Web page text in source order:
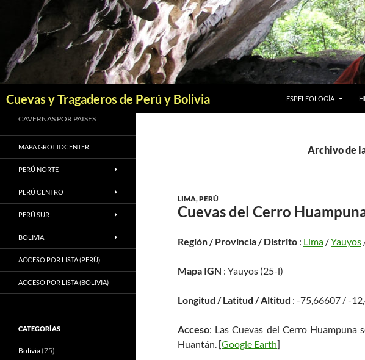
contenido
Cuevas y Tragaderos de Perú y Bolivia ESPELEOLOGÍA
Archivo de
LIMA,PERÚ
Cuevas del Cerro
Región / Provincia / Distrito : Lima /Yauyos
Mapa IGN : Yauyos (25-l)
Longitud / Latitud / Altitud : -75,66607 / -
Acceso: Las Cuevas del Cerro Huampuna
Huantán. [Google Earth]
CAVERNAS POR PAISES
MAPA GROTTOCENTER
PERÚ NORTE
PERÚ CENTRO
PERÚ SUR
BOLIVIA
ACCESO POR LISTA (PERÚ)
ACCESO POR LISTA (BOLIVIA)
CATEGORÍAS
Bolivia(75)